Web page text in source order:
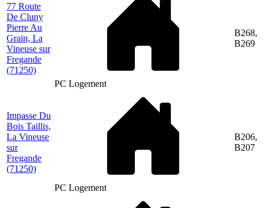
77 Route
De Cluny
Pierre Au
Grain, La
Vineuse sur
Fregande
(71250)
PC Logement
B268,
B269
Impasse Du
Bois Taillis,
La Vineuse
sur
Fregande
(71250)
PC Logement
B206,
B207